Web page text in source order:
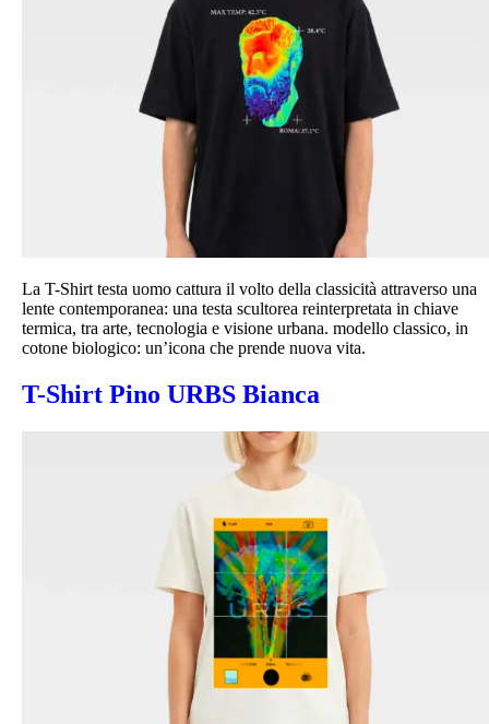
La T-Shirt testa uomo cattura il volto della classicità attraverso una
lente contemporanea: una testa scultorea reinterpretata in chiave
termica, tra arte, tecnologia e visione urbana. modello classico, in
cotone biologico: un’icona che prende nuova vita.
T-Shirt Pino URBS Bianca